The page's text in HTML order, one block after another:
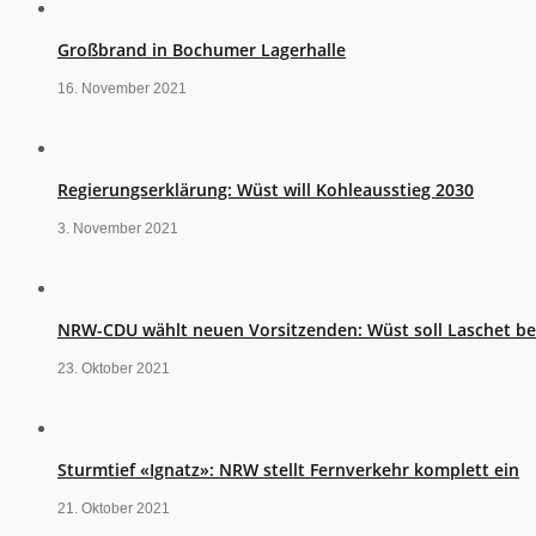
Großbrand in Bochumer Lagerhalle
16. November 2021
Regierungserklärung: Wüst will Kohleausstieg 2030
3. November 2021
NRW-CDU wählt neuen Vorsitzenden: Wüst soll Laschet
23. Oktober 2021
Sturmtief «Ignatz»: NRW stellt Fernverkehr komplett ein
21. Oktober 2021